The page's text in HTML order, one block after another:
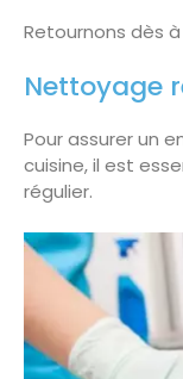
Retournons dès
Nettoyage
Pour assurer un
cuisine, il est
régulier.